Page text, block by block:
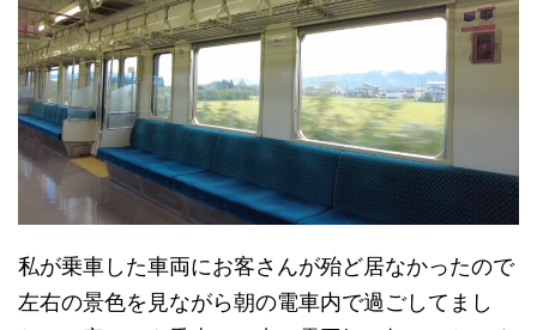
私が乗車した車両にお客さんが殆ど居なかったので
左右の景色を見ながら朝の電車内で過ごしてまし